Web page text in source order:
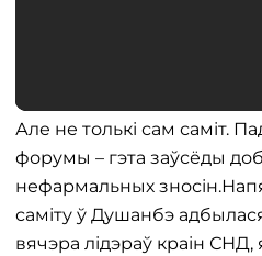
Але не толькі сам саміт.
форумы – гэта заўсёды
нефармальных
саміту ў Душанбэ
вячэра лідэраў краін СНД,